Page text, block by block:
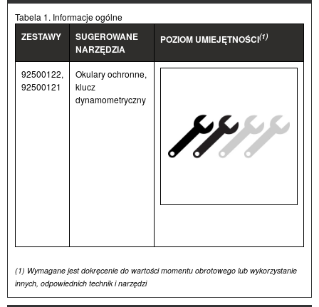
Tabela 1. Informacje ogólne
ZESTAWY
SUGEROWANE
NARZĘDZIA
POZIOM UMIEJĘTNOŚCI(1)
92500122,
92500121
Okulary ochronne,
klucz
dynamometryczny
(1) Wymagane jest dokręcenie do wartości momentu obrotowego lub wykorzystanie
innych, odpowiednich technik i narzędzi